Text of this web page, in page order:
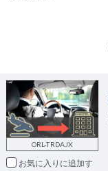
ORL-TRDAJX
お気に入りに追加